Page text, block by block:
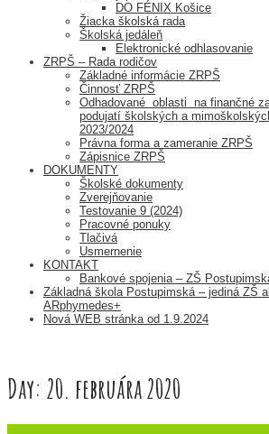
DO FÉNIX Košice
Žiacka školská rada
Školská jedáleň
Elektronické odhlasovanie
ZRPŠ – Rada rodičov
Základné informácie ZRPŠ
Činnosť ZRPŠ
Odhadované oblasti na finančné
podujatí školských a
2023/2024
Právna forma a zameranie ZRPŠ
Zápisnice ZRPŠ
DOKUMENTY
Školské dokumenty
Zverejňovanie
Testovanie 9 (2024)
Pracovné ponuky
Tlačivá
Usmernenie
KONTAKT
Bankové spojenia – ZŠ
Základná škola Postupimská – jediná ZŠ
ARphymedes+
Nová WEB stránka od 1.9.2024
Day: 20. februára 2020